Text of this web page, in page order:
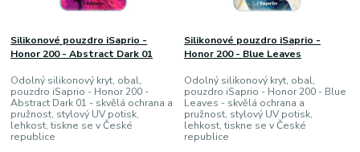
Silikonové pouzdro iSaprio -
Honor 200 - Abstract Dark 01
Odolný silikonový kryt, obal,
pouzdro iSaprio - Honor 200 -
Abstract Dark 01 - skvělá ochrana a
pružnost, stylový UV potisk,
lehkost, tiskne se v České
republice
Silikonové pouzdro iSaprio -
Honor 200 - Blue Leaves
Odolný silikonový kryt, obal,
pouzdro iSaprio - Honor 200 - Blue
Leaves - skvělá ochrana a
pružnost, stylový UV potisk,
lehkost, tiskne se v České
republice